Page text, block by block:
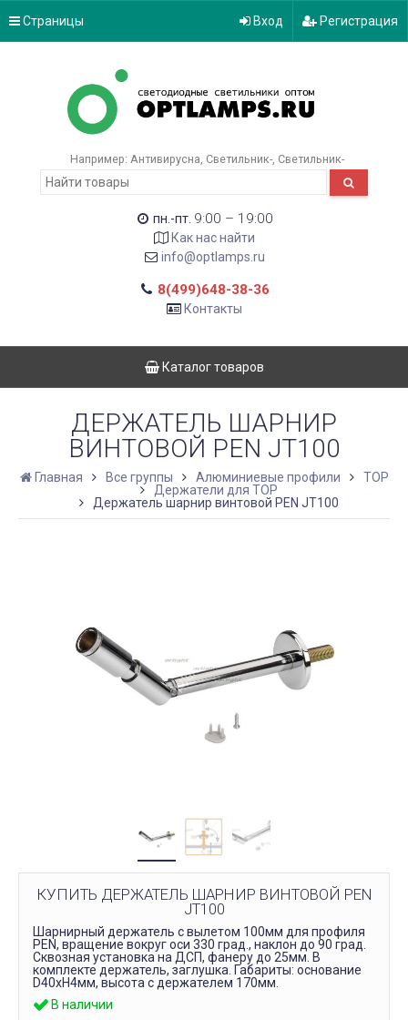
Страницы Вход Регистрация
Например: Антивирусна Светильник- Светильник-
пн.-пт. 9:00 – 19:00
Как нас найти
info@optlamps.ru
8(499)648-38-36
Контакты
Каталог товаров
ДЕРЖАТЕЛЬ ШАРНИР
ВИНТОВОЙ PEN JT100
Главная Все группы Алюминиевые профили
TOP
Держатели для TOP
Держатель шарнир винтовой PEN JT100
КУПИТЬ ДЕРЖАТЕЛЬ ШАРНИР ВИНТОВОЙ PEN
JT100
Шарнирный держатель с вылетом 100мм для профиля
PEN, вращение вокруг оси 330 град., наклон до 90 град.
Сквозная установка на ДСП, фанеру до 25мм. В
комплекте держатель, заглушка. Габариты: основание
D40xH4мм, высота с держателем 170мм.
В наличии